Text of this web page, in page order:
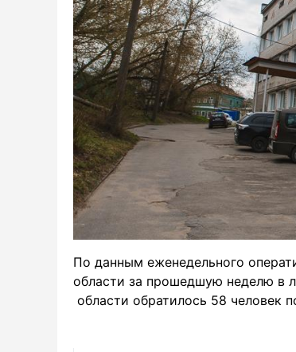
По данным еженедельного
области за прошедшую неделю в
области обратилось 58 человек